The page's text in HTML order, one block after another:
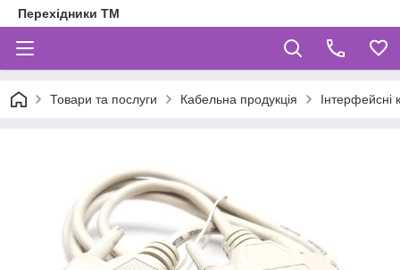
Перехідники ТМ
Товари та послуги Кабельна продукція Інтерфейсні